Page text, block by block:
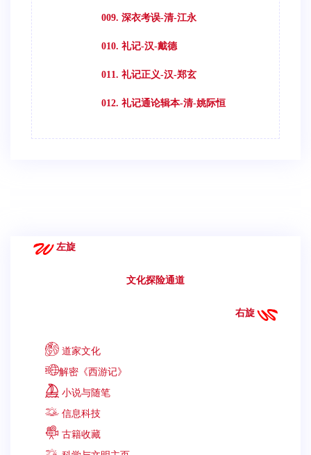
009. 深衣考误-清-江永
010. 礼记-汉-戴德
011. 礼记正义-汉-郑玄
012. 礼记通论辑本-清-姚际恒
左旋
文化探险通道
右旋
道家文化
解密《西游记》
小说与随笔
信息科技
古籍收藏